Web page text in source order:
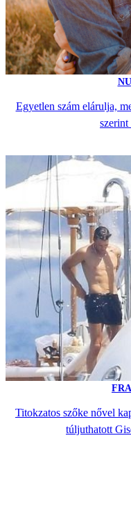
Egyetlen szám elárulja,
szerint
Titokzatos szőke nővel
túljuthatott